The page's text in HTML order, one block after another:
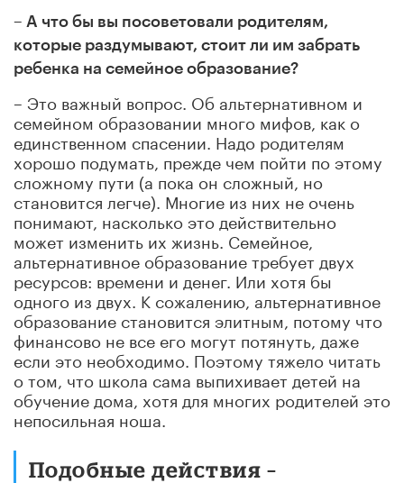
– А что бы вы посоветовали родителям,
которые раздумывают, стоит ли им забрать
ребенка на семейное образование?
– Это важный вопрос. Об альтернативном и
семейном образовании много мифов, как о
единственном спасении. Надо родителям
хорошо подумать, прежде чем пойти по этому
сложному пути (а пока он сложный, но
становится легче). Многие из них не очень
понимают, насколько это действительно
может изменить их жизнь. Семейное,
альтернативное образование требует двух
ресурсов: времени и денег. Или хотя бы
одного из двух. К сожалению, альтернативное
образование становится элитным, потому что
финансово не все его могут потянуть, даже
если это необходимо. Поэтому тяжело читать
о том, что школа сама выпихивает детей на
обучение дома, хотя для многих родителей это
непосильная ноша.
Подобные действия –